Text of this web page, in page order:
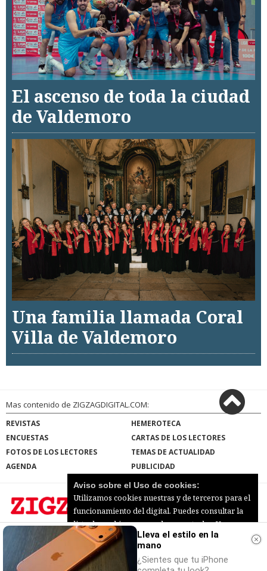
El ascenso de toda la ciudad
de Valdemoro
Una familia llamada Coral
Villa de Valdemoro
Mas contenido de ZIGZAGDIGITAL.COM:
REVISTAS
HEMEROTECA
ENCUESTAS
CARTAS DE LOS LECTORES
FOTOS DE LOS LECTORES
TEMAS DE ACTUALIDAD
AGENDA
PUBLICIDAD
ZIGZAGDIGITAL.COM |Términos de uso|
Protección de datos |Mapa del sitio
© 2026 | Todos los derechos reservados
Lleva el estilo en la
mano
¿Sientes que tu iPhone
Aviso sobre el Uso de cookies:
Utilizamos cookies nuestras y de terceros para el
funcionamiento del digital. Puedes consultar la
lista de cookies y como desconectarlas.Ver
nuestra Política de Privacidad y Cookies
Aceptar Cookies
Personalizar